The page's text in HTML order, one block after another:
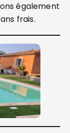
également
frais.